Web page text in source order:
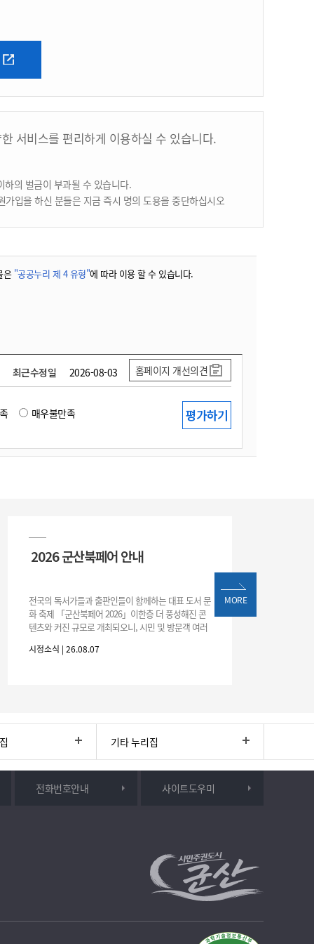
서비스를 편리하게 이용하실 수 있습니다.
의 벌금이 부과될 수 있습니다.
입을 하신 분들은 지금 즉시 명의 도용을 중단하십시오
은 "공공누리 제 4 유형"에 따라 이용 할 수 있습니다.
최근수정일 2026-08-03 홈페이지 개선의견
매우불만족
2026 군산북페어 안내
전국의 독서가들과 출판인들이 함께하는 대표 도서 문
화 축제 「군산북페어 2026」이한층 더 풍성해진 콘
텐츠와 커진 규모로 개최되오니, 시민 및 방문객 여러
간: 2026. 8. 28.
시정소식 | 26.08.07
MORE
기타 누리집
전화번호안내 사이트도우미